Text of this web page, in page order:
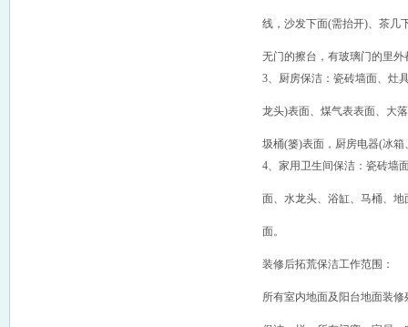
线，沙发下面(需抬开)、茶几
无门的擦台，有玻璃门的里外
3、厨房保洁：瓷砖墙面、灶
龙头)表面、煤气表表面、大
圾桶(篓)表面，厨房电器(冰
4、家用卫生间保洁：瓷砖墙
面、水龙头、浴缸、马桶、
面。
装修后拓荒保洁工作范围：
所有室内地面及阳台地面装